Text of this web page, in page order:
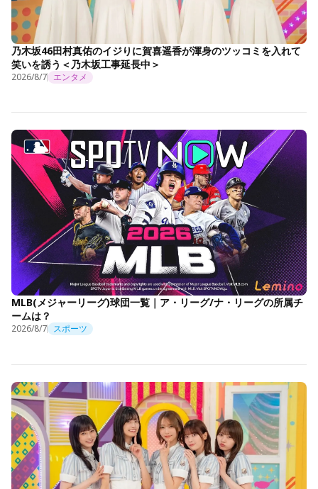
乃木坂46田村真佑のイジりに賀喜遥香が渾身のツッコミを入れて
笑いを誘う＜乃木坂工事延長中＞
2026/8/7 エンタメ
MLB(メジャーリーグ)球団一覧｜ア・リーグ/ナ・リーグの所属チ
ームは？
2026/8/7 スポーツ